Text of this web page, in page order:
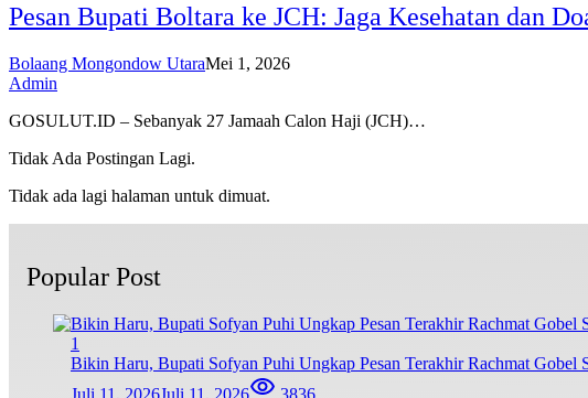
Pesan Bupati Boltara ke JCH: Jaga Kesehatan dan
Bolaang Mongondow UtaraMei 1, 2026
Admin
GOSULUT.ID – Sebanyak 27 Jamaah Calon Haji (JCH)…
Tidak Ada Postingan Lagi.
Tidak ada lagi halaman untuk dimuat.
Popular Post
1
Bikin Haru, Bupati Sofyan Puhi Ungkap Pesan Terakhir Rachmat Gobel